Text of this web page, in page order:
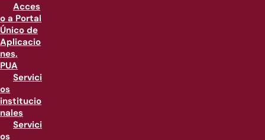
Acces
o a Portal
Único de
Aplicacio
nes,
PUA
Servici
os
institucio
nales
Servici
os